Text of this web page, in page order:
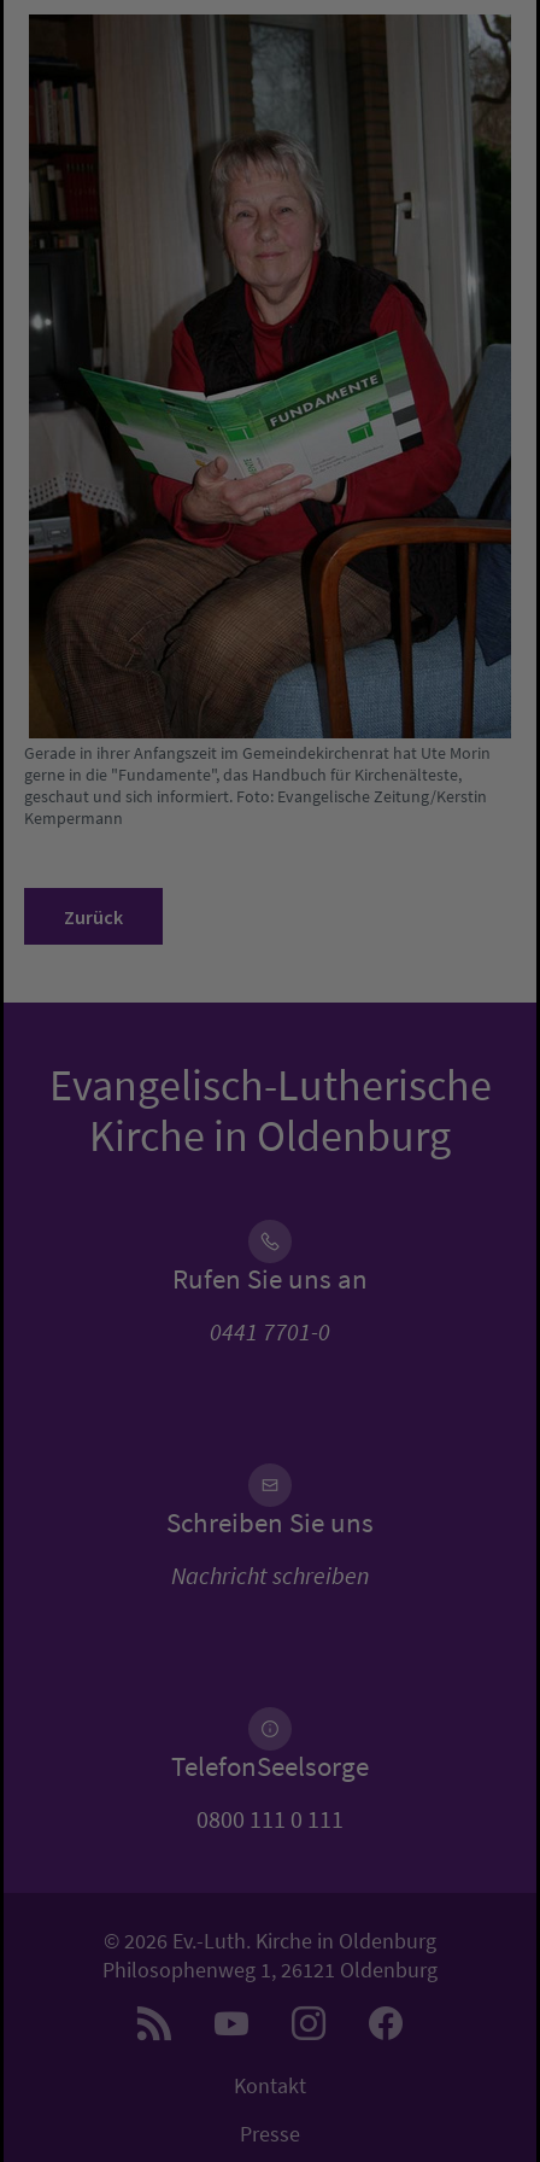
Gerade in ihrer Anfangszeit im Gemeindekirchenrat hat Ute Morin
gerne in die "Fundamente", das Handbuch für Kirchenälteste,
geschaut und sich informiert. Foto: Evangelische Zeitung/Kerstin
Kempermann
Zurück
Evangelisch-Lutherische
Kirche in Oldenburg
Rufen Sie uns an
0441 7701-0
Schreiben Sie uns
Nachricht schreiben
TelefonSeelsorge
0800 111 0 111
© 2026 Ev.-Luth. Kirche in Oldenburg
Philosophenweg 1, 26121 Oldenburg
Kontakt
Presse